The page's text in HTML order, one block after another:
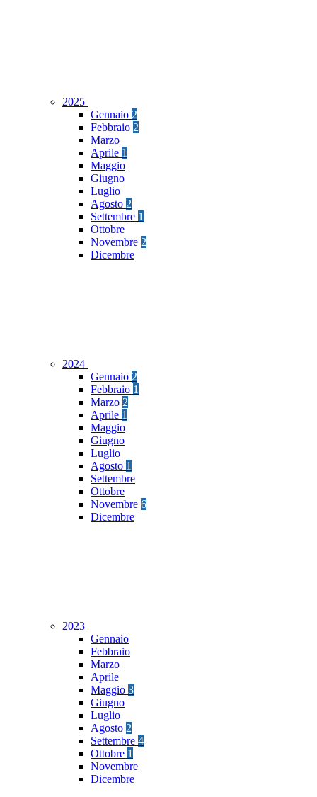
2025
Gennaio 2
Febbraio 2
Marzo
Aprile 1
Maggio
Giugno
Luglio
Agosto 2
Settembre 1
Ottobre
Novembre 2
Dicembre
2024
Gennaio 2
Febbraio 1
Marzo 2
Aprile 1
Maggio
Giugno
Luglio
Agosto 1
Settembre
Ottobre
Novembre 6
Dicembre
2023
Gennaio
Febbraio
Marzo
Aprile
Maggio 3
Giugno
Luglio
Agosto 2
Settembre 4
Ottobre 1
Novembre
Dicembre